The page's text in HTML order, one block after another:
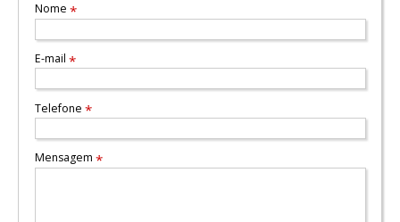
Nome *
E-mail *
Telefone *
Mensagem *